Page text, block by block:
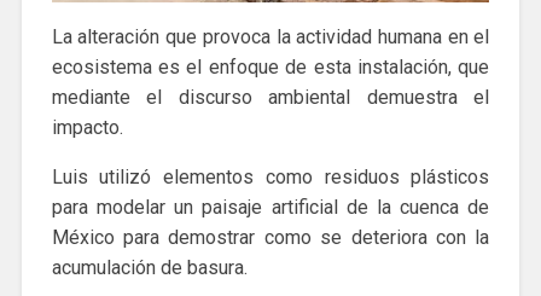
La alteración que provoca la actividad humana en el
ecosistema es el enfoque de esta instalación, que
mediante el discurso ambiental demuestra el
impacto.
Luis utilizó elementos como residuos plásticos
para modelar un paisaje artificial de la cuenca de
México para demostrar como se deteriora con la
acumulación de basura.